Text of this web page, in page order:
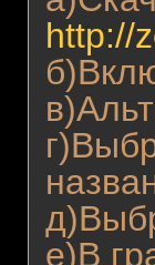
http://
е)В